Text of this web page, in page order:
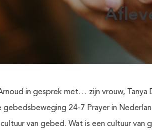
in gesprek met… zijn vrouw, Tanya
gebedsbeweging 24-7 Prayer in
van gebed. Wat is een cultuur van